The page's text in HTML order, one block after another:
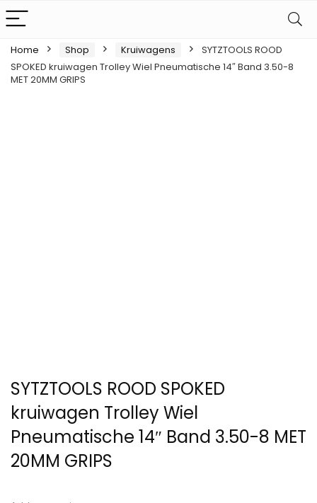
Home Shop Kruiwagens
SYTZTOOLS ROOD
SPOKED kruiwagen Trolley Wiel Pneumatische 14″ Band 3.50-8
MET 20MM GRIPS
SYTZTOOLS ROOD SPOKED
kruiwagen Trolley Wiel
Pneumatische 14″ Band 3.50-8 MET
20MM GRIPS